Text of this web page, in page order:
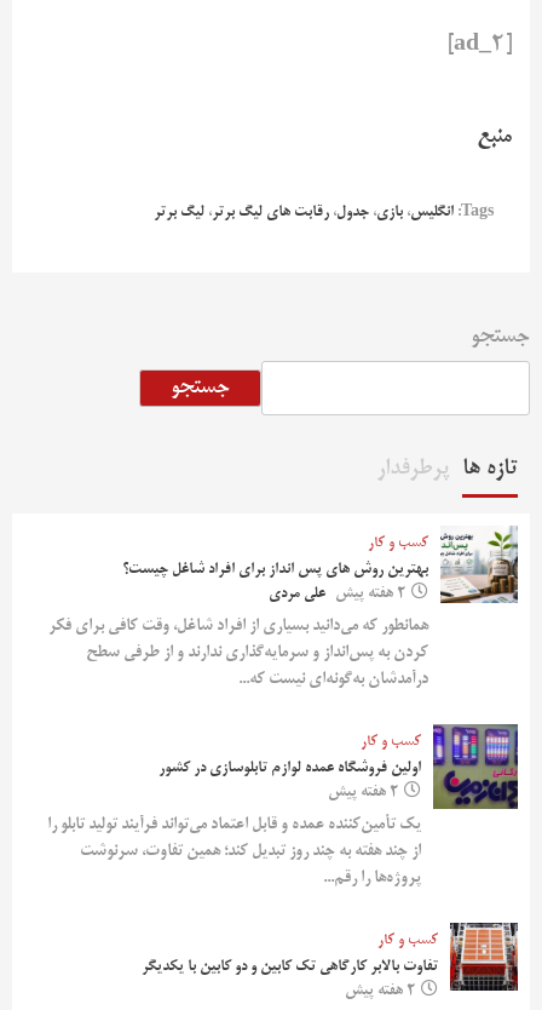
منبع
Tags: انگلیس، بازی، جدول، رقابت های لیگ برتر ، لیگ برتر
جستجو
جستجو
تازه ها پرطرفدار
کسب و کار
بهترین روش‌ های پس‌ انداز برای افراد شاغل چیست؟
2 هفته پیش
علی مردی
همانطور که می‌دانید بسیاری از افراد شاغل، وقت کافی برای فکر
کردن به پس‌انداز و سرمایه‌گذاری ندارند و از طرفی سطح
درآمدشان به‌گونه‌ای نیست که...
کسب و کار
اولین فروشگاه عمده لوازم تابلوسازی در کشور
2 هفته پیش
یک تأمین‌کننده عمده و قابل اعتماد می‌تواند فرآیند تولید تابلو را
از چند هفته به چند روز تبدیل کند؛ همین تفاوت، سرنوشت
پروژه‌ها را رقم...
کسب و کار
تفاوت بالابر کارگاهی تک کابین و دو کابین با یکدیگر
2 هفته پیش